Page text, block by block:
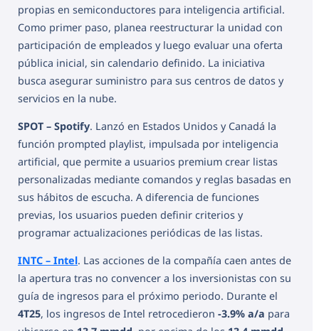
propias en semiconductores para inteligencia artificial.
Como primer paso, planea reestructurar la unidad con
participación de empleados y luego evaluar una oferta
pública inicial, sin calendario definido. La iniciativa
busca asegurar suministro para sus centros de datos y
servicios en la nube.
SPOT – Spotify. Lanzó en Estados Unidos y Canadá la
función prompted playlist, impulsada por inteligencia
artificial, que permite a usuarios premium crear listas
personalizadas mediante comandos y reglas basadas en
sus hábitos de escucha. A diferencia de funciones
previas, los usuarios pueden definir criterios y
programar actualizaciones periódicas de las listas.
INTC – Intel. Las acciones de la compañía caen antes de
la apertura tras no convencer a los inversionistas con su
guía de ingresos para el próximo periodo. Durante el
4T25, los ingresos de Intel retrocedieron -3.9% a/a para